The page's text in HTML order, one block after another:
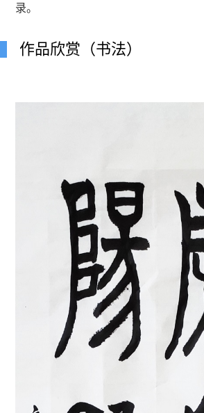
录。
作品欣赏（书法）